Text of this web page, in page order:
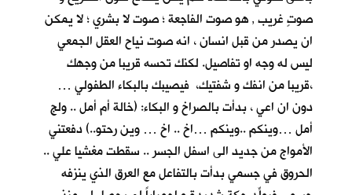
صوتٍ غريب , هو صوت الفاجعة ؛ صوت لا بشري ؛ لا يمكن
ان يصدر من قبل انسان ، انه صوت نياح العقل الجمعي
ليس له وجه او تفاصيل. لكنك تحسه قريبا من وجهك
،قريبا من انفك و شفتيك، فيصيبك بالبكاء الطفولي …
دون ان اعي ، بدأت بالصراخ و البكاء: (خالة أم أمل .. ولج
أمل …وينكم ..وينكم …اخ .. اخ … وين رحتو..) دفعتني
الأمواج من جديد الى اسفل الجسر .. سقطت مغشيا علي ..
الحروق في جسمي بدأت بالتفاعل مع العرق الذي ينزفه